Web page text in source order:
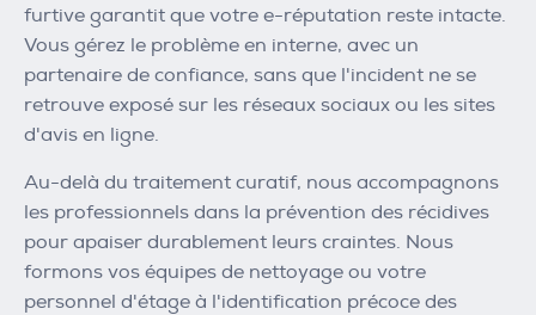
furtive garantit que votre e-réputation reste intacte.
Vous gérez le problème en interne, avec un
partenaire de confiance, sans que l'incident ne se
retrouve exposé sur les réseaux sociaux ou les sites
d'avis en ligne.
Au-delà du traitement curatif, nous accompagnons
les professionnels dans la prévention des récidives
pour apaiser durablement leurs craintes. Nous
formons vos équipes de nettoyage ou votre
personnel d'étage à l'identification précoce des